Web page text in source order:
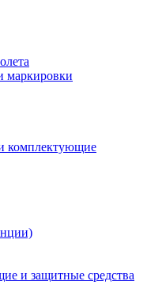
маркировки
комплектующие
и защитные средства